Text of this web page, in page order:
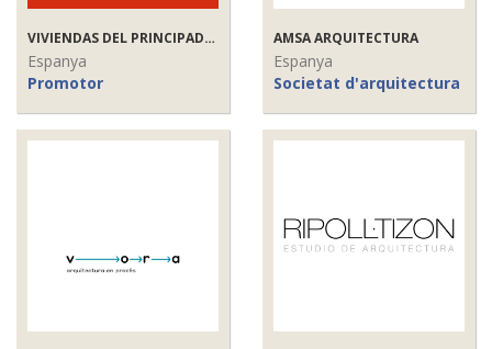
VIVIENDAS DEL PRINCIPADO DE ASTURIAS S.A.
Espanya
Promotor
AMSA ARQUITECTURA
Espanya
Societat d'arquitectura